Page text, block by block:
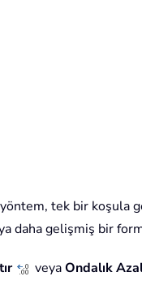
tek bir koşula
daha gelişmiş bir
veyaOndalık